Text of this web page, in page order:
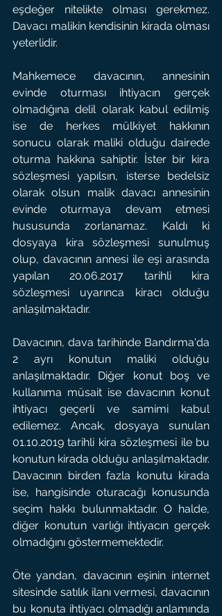
eşdeğer nitelikte olması gerekmez.
Davacı malikin kendisinin kirada olması
yeterlidir.
Mahkemece davacının, annesinin
evinde oturması ihtiyacın gerçek
olmadığına delil olarak kabul edilmiş
ise de herkes mülkiyet hakkının
sonucu olarak maliki olduğu dairede
oturma hakkına sahiptir. İster bir kira
sözleşmesi yapılsın, isterse bedelsiz
olarak olsun malik davacı annesinin
evinde oturmaya devam etmesi
hususunda zorlanamaz. Kaldı ki
dosyaya kira sözleşmesi sunulmuş
olup, davacının annesi ile eşi arasında
yapılan 20.06.2017 tarihli kira
sözleşmesi uyarınca kiracı olduğu
anlaşılmaktadır.
Davacının, dava tarihinde Bandırma'da
2 ayrı konutun maliki olduğu
anlaşılmaktadır. Diğer konut boş ve
kullanıma müsait ise davacının konut
ihtiyacı geçerli ve samimi kabul
edilemez. Ancak, dosyaya sunulan
01.10.2019 tarihli kira sözleşmesi ile bu
konutun kirada olduğu anlaşılmaktadır.
Davacının birden fazla konutu kirada
ise, hangisinde oturacağı konusunda
seçim hakkı bulunmaktadır. O halde,
diğer konutun varlığı ihtiyacın gerçek
olmadığını göstermemektedir.
Öte yandan, davacının eşinin internet
sitesinde satılık ilanı vermesi, davacının
bu konuta ihtiyacı olmadığı anlamında